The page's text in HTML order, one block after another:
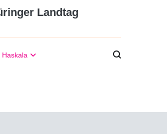
Landtag
Haskala